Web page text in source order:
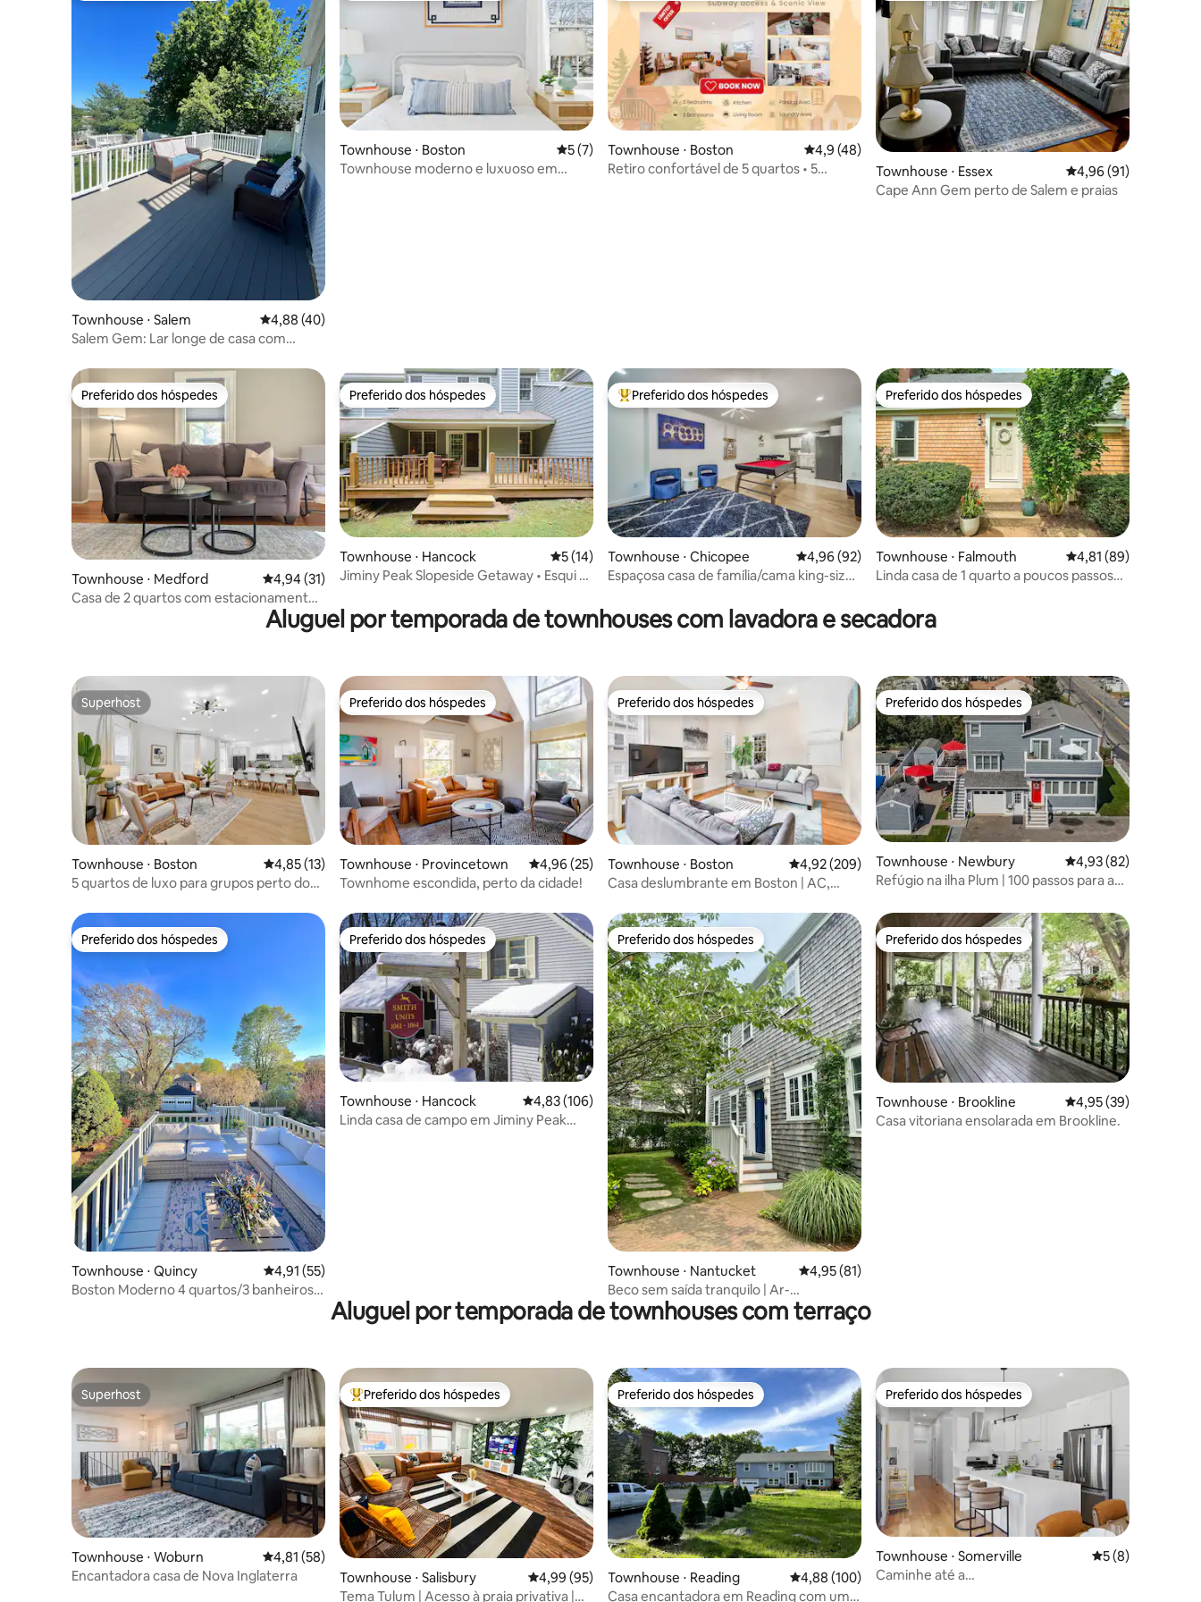
Townhouse ⋅ Salem 4,88 de uma avaliação média de 5, 40 avaliações
4,88 (40)
Salem Gem: Lar longe de casa com
Townhouse ⋅ Boston 5 de uma avaliação média de 5, 7 avaliações
5 (7)
Townhouse moderno e luxuoso em
Townhouse ⋅ Boston 4,9 de uma avaliação média de 5, 48 avaliações
4,9 (48)
Retiro confortável de 5 quartos • 5
Townhouse ⋅ Essex 4,96 de uma
4,96 (91)
Cape Ann Gem perto de Salem e praias
Preferido dos hóspedes
Preferido dos hóspedes
Townhouse ⋅ Medford 4,94 de uma avaliação média de 5, 31 avaliações
4,94 (31)
Casa de 2 quartos com estacionamento
Preferido dos hóspedes
Preferido dos hóspedes
Townhouse ⋅ Hancock 5 de uma avaliação média de 5, 14 avaliações
5 (14)
Jiminy Peak Slopeside Getaway • Esqui e
Entre os melhores preferidos dos hóspedes
Preferido dos hóspedes
Townhouse ⋅ Chicopee 4,96 de uma avaliação média de 5, 92 avaliações
4,96 (92)
Espaçosa casa de família/cama king-size
Preferido dos hóspedes
Preferido dos hóspedes
Townhouse ⋅ Falmouth 4,81 de uma
4,81 (89)
Linda casa de 1 quarto a poucos passos
Aluguel por temporada de townhouses com lavadora e secadora
Superhost
Superhost
Townhouse ⋅ Boston 4,85 de uma avaliação média de 5, 13 avaliações
4,85 (13)
5 quartos de luxo para grupos perto do
Preferido dos hóspedes
Preferido dos hóspedes
Townhouse ⋅ Provincetown 4,96 de uma avaliação média de 5, 25 avaliações
4,96 (25)
Townhome escondida, perto da cidade!
Preferido dos hóspedes
Preferido dos hóspedes
Townhouse ⋅ Boston 4,92 de uma avaliação média de 5, 209 avaliações
4,92 (209)
Casa deslumbrante em Boston | AC,
estimação permitidos
Preferido dos hóspedes
Preferido dos hóspedes
Townhouse ⋅ Newbury 4,93 de uma
4,93 (82)
Refúgio na ilha Plum | 100 passos para a
Preferido dos hóspedes
Preferido dos hóspedes
Townhouse ⋅ Quincy 4,91 de uma avaliação média de 5, 55 avaliações
4,91 (55)
Boston Moderno 4 quartos/3 banheiros |
Preferido dos hóspedes
Preferido dos hóspedes
Townhouse ⋅ Hancock 4,83 de uma avaliação média de 5, 106 avaliações
4,83 (106)
Linda casa de campo em Jiminy Peak
Preferido dos hóspedes
Preferido dos hóspedes
Townhouse ⋅ Nantucket 4,95 de uma avaliação média de 5, 81 avaliações
4,95 (81)
Beco sem saída tranquilo | Ar-
condicionado | Estadia em Nantucket
com avaliações excelentes
Preferido dos hóspedes
Preferido dos hóspedes
Townhouse ⋅ Brookline 4,95 de uma
4,95 (39)
Casa vitoriana ensolarada em Brookline.
Aluguel por temporada de townhouses com terraço
Superhost
Superhost
Townhouse ⋅ Woburn 4,81 de uma avaliação média de 5, 58 avaliações
4,81 (58)
Encantadora casa de Nova Inglaterra
Entre os melhores preferidos dos hóspedes
Preferido dos hóspedes
Townhouse ⋅ Salisbury 4,99 de uma avaliação média de 5, 95 avaliações
4,99 (95)
Tema Tulum | Acesso à praia privativa |
Preferido dos hóspedes
Preferido dos hóspedes
Townhouse ⋅ Reading 4,88 de uma avaliação média de 5, 100 avaliações
4,88 (100)
Casa encantadora em Reading com um
Preferido dos hóspedes
Preferido dos hóspedes
Townhouse ⋅ Somerville 5 de uma
5 (8)
Caminhe até a